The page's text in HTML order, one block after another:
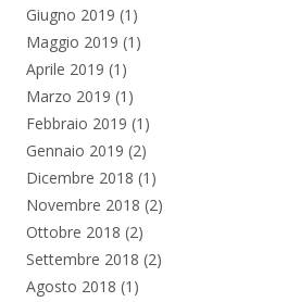
Giugno 2019 (1)
Maggio 2019 (1)
Aprile 2019 (1)
Marzo 2019 (1)
Febbraio 2019 (1)
Gennaio 2019 (2)
Dicembre 2018 (1)
Novembre 2018 (2)
Ottobre 2018 (2)
Settembre 2018 (2)
Agosto 2018 (1)